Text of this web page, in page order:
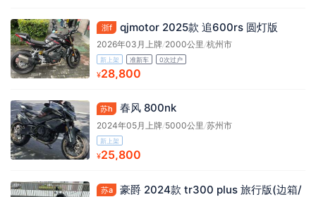
浙f qjmotor 2025款 追600rs 圆灯版
2026年03月上牌/2000公里 /杭州市
新上架 准新车 0次过户
¥28,800
苏h 春风 800nk
2024年05月上牌/5000公里 /苏州市
新上架
¥25,800
苏a
豪爵 2024款 tr300 plus 旅行版(边箱/